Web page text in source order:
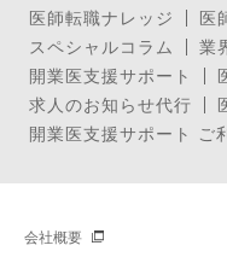
医師転職ナレッジ
医
スペシャルコラム
業
開業医支援サポート
求人のお知らせ代行
開業医支援サポート ご
会社概要